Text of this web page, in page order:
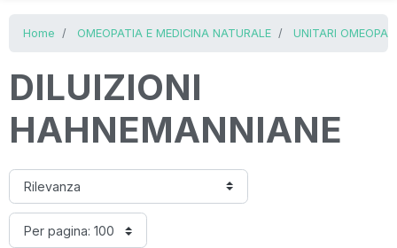
Home OMEOPATIA E MEDICINA NATURALE UNITARI
DILUIZIONI
HAHNEMANNIANE